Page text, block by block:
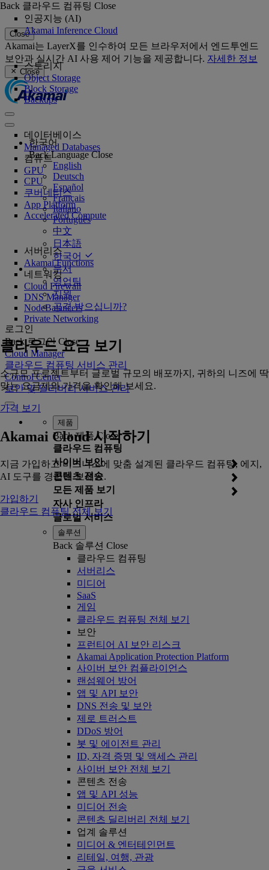
Close
Akamai는 LayerX를 인수하여 모든 브라우저에서 엔드투엔드
보안과 실시간 AI 사용 제어 기능을 제공합니다. 자세한 정보
Close
한국어
Back Language Close
English
Deutsch
Español
Français
Italiano
Português
中文
日本語
한국어
문서
영업팀
지원
공격 받으십니까?
로그인
Back 로그인 Close
Cloud Manager
클라우드 컴퓨팅 서비스 관리
Control Center
보안 및 딜리버리 서비스 관리
제품
Back 제품 Close
클라우드 컴퓨팅
사이버 보안
콘텐츠 전송
모든 제품 보기
자사 인프라
글로벌 서비스
Back 클라우드 컴퓨팅 Close
인공지능 (AI)
Akamai Inference Cloud
스토리지
Object Storage
Block Storage
Backups
데이터베이스
Managed Databases
컴퓨트
GPU
CPU
쿠버네티스
App Platform
Accelerated Compute
서버리스
Akamai Functions
네트워킹
Cloud Firewall
DNS Manager
NodeBalancers
Private Networking
클라우드 요금 보기
소규모 프로젝트부터 글로벌 규모의 배포까지, 귀하의 니즈에 딱
맞는 요금제와 가격을 확인해 보세요.
가격 보기
Akamai Cloud 시작하기
지금 가입하고 비즈니스에 맞춤 설계된 클라우드 컴퓨팅, 에지,
AI 도구를 경험해 보세요.
가입하기
클라우드 컴퓨팅 전체 보기
솔루션
Back 솔루션 Close
클라우드 컴퓨팅
서버리스
미디어
SaaS
게임
클라우드 컴퓨팅 전체 보기
보안
프런티어 AI 보안 리스크
Akamai Application Protection Platform
사이버 보안 컴플라이언스
랜섬웨어 방어
앱 및 API 보안
DNS 전송 및 보안
제로 트러스트
DDoS 방어
봇 및 에이전트 관리
ID, 자격 증명 및 액세스 관리
사이버 보안 전체 보기
콘텐츠 전송
앱 및 API 성능
미디어 전송
콘텐츠 딜리버리 전체 보기
업계 솔루션
미디어 & 엔터테인먼트
리테일, 여행, 관광